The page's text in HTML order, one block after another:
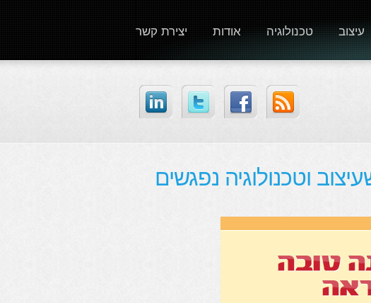
יצירת קשר אודות טכנולוגיה עיצוב
וטכנולוגיה נפגשים